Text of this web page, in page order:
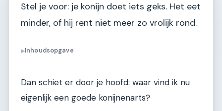
Stel je voor: je konijn doet iets geks. Het eet
minder, of hij rent niet meer zo vrolijk rond.
▶Inhoudsopgave
Dan schiet er door je hoofd: waar vind ik nu
eigenlijk een goede konijnenarts?